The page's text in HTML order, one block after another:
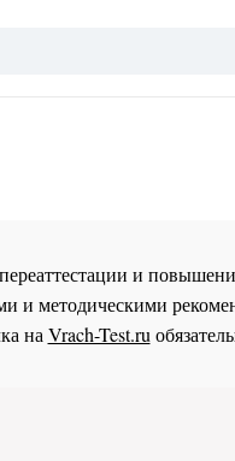
и
и методическими
на Vrach-Test.ru